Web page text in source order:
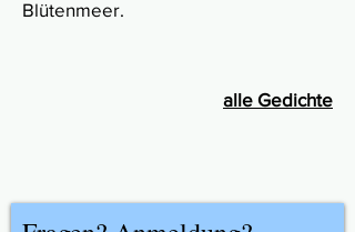
Blütenmeer.
alle Gedichte